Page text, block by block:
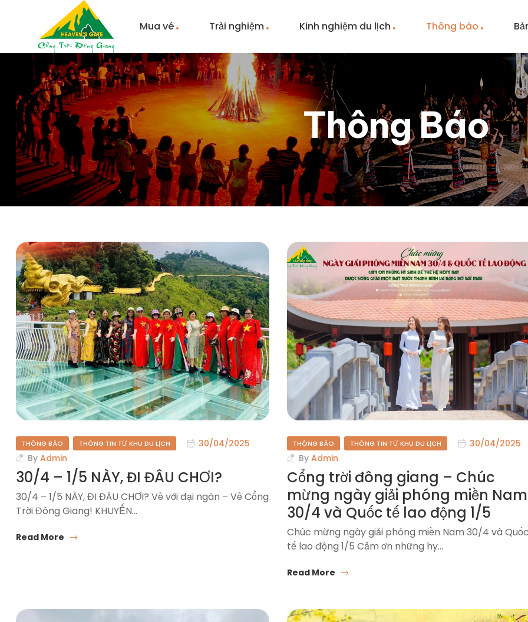
Mua vé Trải nghiệm Kinh nghiệm du lịch Thông báo
Thông Báo
THÔNG BÁO THÔNG TIN TỪ KHU DU LỊCH
30/04/2025
By Admin
30/4 – 1/5 NÀY, ĐI ĐÂU CHƠI?
30/4 – 1/5 NÀY, ĐI ĐÂU CHƠI? Về với đại ngàn – Về Cổng
Trời Đông Giang! KHUYẾN…
Read More
THÔNG BÁO THÔNG TIN TỪ KHU DU LỊCH
30/04/2025
By Admin
Cổng trời đông giang – Chúc
mừng ngày giải phóng miền Nam
30/4 và Quốc tế lao động 1/5
Chúc mừng ngày giải phóng miền Nam 30/4 và Quốc
tế lao động 1/5 Cảm ơn những hy…
Read More